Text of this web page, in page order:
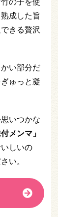
成した旨
きる贅沢
い部分だ
ゅっと凝
いつかな
メンマ」
しいの
い。